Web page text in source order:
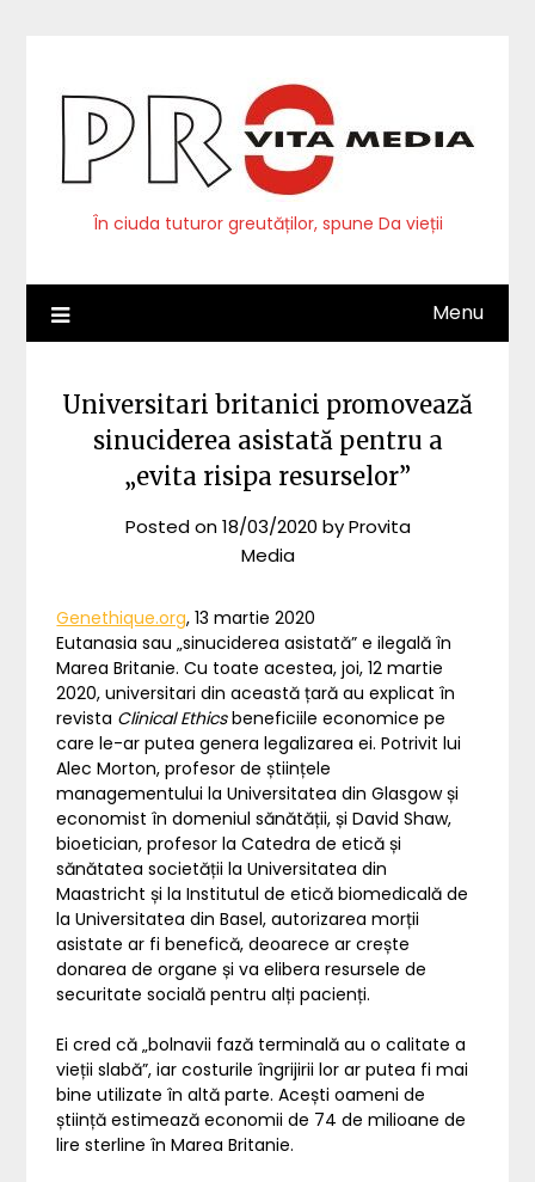
În ciuda tuturor greutăților, spune Da vieții
Menu
Universitari britanici promovează
sinuciderea asistată pentru a
„evita risipa resurselor”
Posted on18/03/2020 byProvita
Media
Genethique.org, 13 martie 2020
Eutanasia sau „sinuciderea asistată” e ilegală în
Marea Britanie. Cu toate acestea, joi, 12 martie
2020, universitari din această țară au explicat în
revista Clinical Ethicsbeneficiile economice pe
care le-ar putea genera legalizarea ei. Potrivit lui
Alec Morton, profesor de științele
managementului la Universitatea din Glasgow și
economist în domeniul sănătății, și David Shaw,
bioetician, profesor la Catedra de etică și
sănătatea societății la Universitatea din
Maastricht și la Institutul de etică biomedicală de
la Universitatea din Basel, autorizarea morții
asistate ar fi benefică, deoarece ar crește
donarea de organe și va elibera resursele de
securitate socială pentru alți pacienți.
Ei cred că „bolnavii fază terminală au o calitate a
vieții slabă”, iar costurile îngrijirii lor ar putea fi mai
bine utilizate în altă parte. Acești oameni de
știință estimează economii de 74 de milioane de
lire sterline în Marea Britanie.